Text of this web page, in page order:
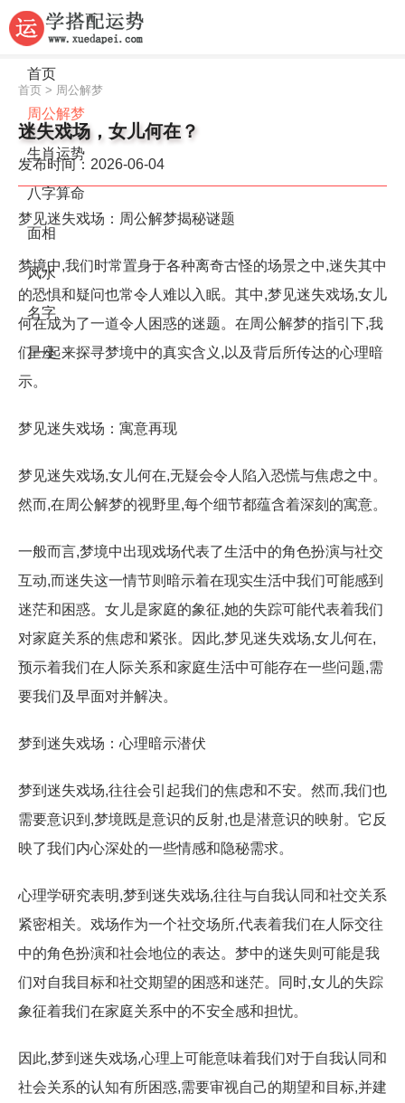
首页
周公解梦
生肖运势
八字算命
面相
风水
名字
星座
首页 > 周公解梦
迷失戏场，女儿何在？
发布时间：2026-06-04
梦见迷失戏场：周公解梦揭秘谜题
梦境中,我们时常置身于各种离奇古怪的场景之中,迷失其中
的恐惧和疑问也常令人难以入眠。其中,梦见迷失戏场,女儿
何在成为了一道令人困惑的迷题。在周公解梦的指引下,我
们一起来探寻梦境中的真实含义,以及背后所传达的心理暗
示。
梦见迷失戏场：寓意再现
梦见迷失戏场,女儿何在,无疑会令人陷入恐慌与焦虑之中。
然而,在周公解梦的视野里,每个细节都蕴含着深刻的寓意。
一般而言,梦境中出现戏场代表了生活中的角色扮演与社交
互动,而迷失这一情节则暗示着在现实生活中我们可能感到
迷茫和困惑。女儿是家庭的象征,她的失踪可能代表着我们
对家庭关系的焦虑和紧张。因此,梦见迷失戏场,女儿何在,
预示着我们在人际关系和家庭生活中可能存在一些问题,需
要我们及早面对并解决。
梦到迷失戏场：心理暗示潜伏
梦到迷失戏场,往往会引起我们的焦虑和不安。然而,我们也
需要意识到,梦境既是意识的反射,也是潜意识的映射。它反
映了我们内心深处的一些情感和隐秘需求。
心理学研究表明,梦到迷失戏场,往往与自我认同和社交关系
紧密相关。戏场作为一个社交场所,代表着我们在人际交往
中的角色扮演和社会地位的表达。梦中的迷失则可能是我
们对自我目标和社交期望的困惑和迷茫。同时,女儿的失踪
象征着我们在家庭关系中的不安全感和担忧。
因此,梦到迷失戏场,心理上可能意味着我们对于自我认同和
社会关系的认知有所困惑,需要审视自己的期望和目标,并建